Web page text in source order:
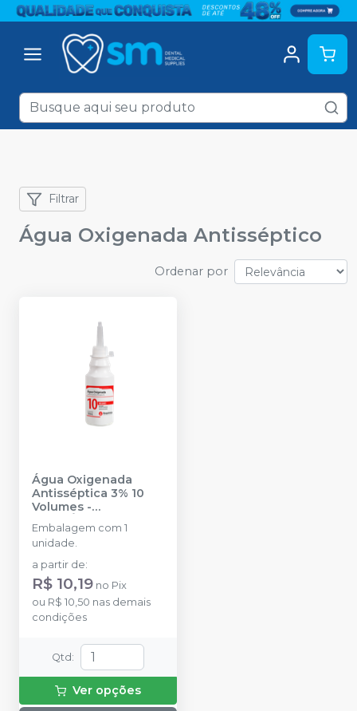
Filtrar
Água Oxigenada Antisséptico
Ordenar por
Água Oxigenada
Antisséptica 3% 10
Volumes -
RIOQUÍMICA
Embalagem com 1
unidade.
a partir de:
R$ 10,19 no Pix
ou R$ 10,50 nas demais
condições
Qtd :
Ver opções